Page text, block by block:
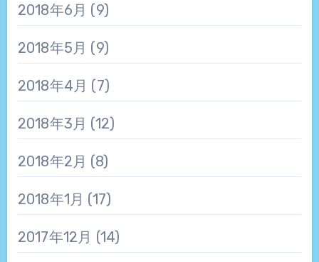
2018年6月 (9)
2018年5月 (9)
2018年4月 (7)
2018年3月 (12)
2018年2月 (8)
2018年1月 (17)
2017年12月 (14)